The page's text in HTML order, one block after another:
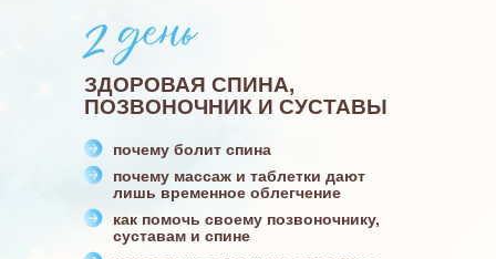
почему болит спина
почему массаж и таблетки дают
лишь временное облегчение
как помочь своему позвоночнику,
суставам и спине
ЗДОРОВАЯ СПИНА,
ПОЗВОНОЧНИК И СУСТАВЫ